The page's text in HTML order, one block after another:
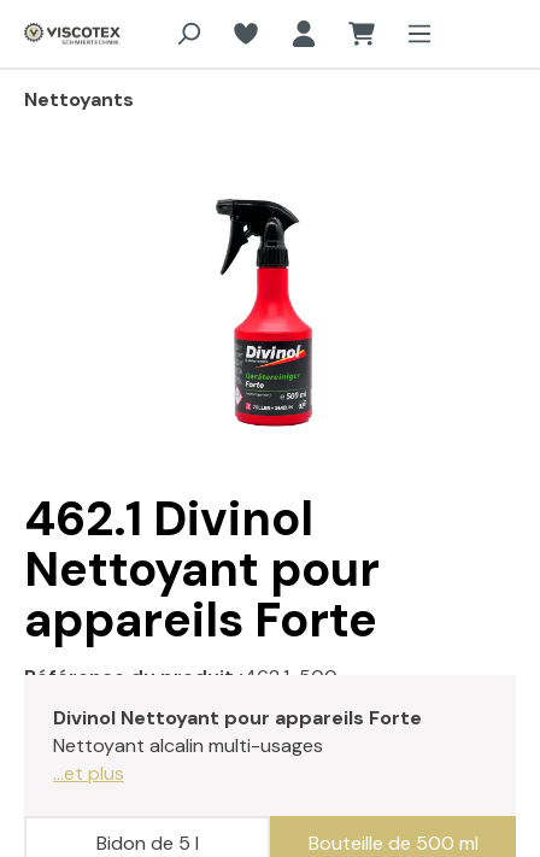
Aller au contenu principal
Nettoyants
462.1 Divinol
Nettoyant pour
appareils Forte
Référence du produit : 462.1-500
Divinol Nettoyant pour appareils Forte
Nettoyant alcalin multi-usages
...et plus
Bidon de 5 l Bouteille de 500 ml